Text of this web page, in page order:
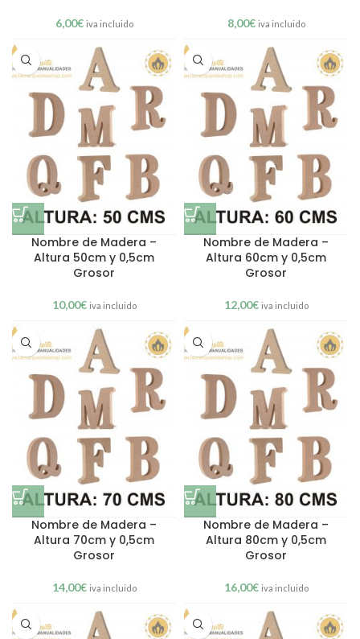
6,00€ iva incluido 8,00€ iva incluido
Nombre de Madera –
Altura 50cm y 0,5cm
Grosor
10,00€ iva incluido
Nombre de Madera –
Altura 60cm y 0,5cm
Grosor
12,00€ iva incluido
Nombre de Madera –
Altura 70cm y 0,5cm
Grosor
14,00€ iva incluido
Nombre de Madera –
Altura 80cm y 0,5cm
Grosor
16,00€ iva incluido